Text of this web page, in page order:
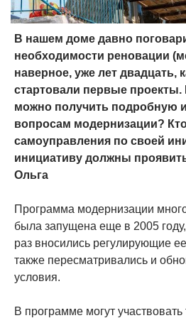
В нашем доме давно
необходимости реновации
наверное, уже лет двадцать,
стартовали первые проекты.
можно получить подробную
вопросам модернизации?
самоуправления по своей
инициативу должны
Ольга
Программа модернизации
была запущена еще в 2005
раз вносились регулирующие
также пересматривались и
условия.
В программе могут участвовать